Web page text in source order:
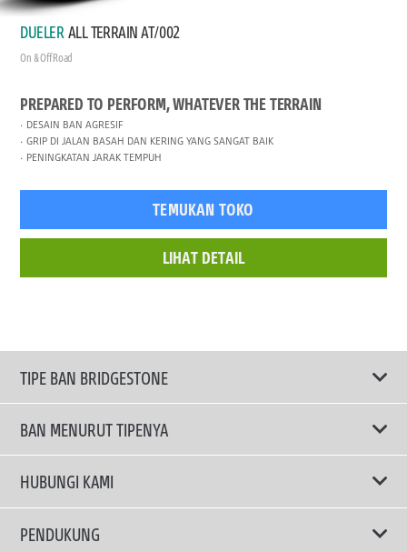
DUELER ALL TERRAIN AT/002
On & Off Road
PREPARED TO PERFORM, WHATEVER THE TERRAIN
DESAIN BAN AGRESIF
GRIP DI JALAN BASAH DAN KERING YANG SANGAT BAIK
PENINGKATAN JARAK TEMPUH
TEMUKAN TOKO
LIHAT DETAIL
TIPE BAN BRIDGESTONE
BAN MENURUT TIPENYA
Ban ENLITEN
Ban Performa
HUBUNGI KAMI
Email Kami
PENDUKUNG